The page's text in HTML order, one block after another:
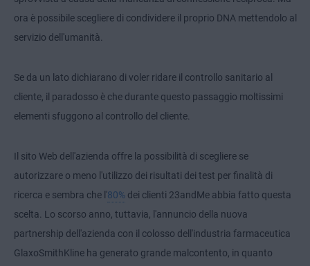
ora è possibile scegliere di condividere il proprio DNA mettendolo al
servizio dell'umanità.
Se da un lato dichiarano di voler ridare il controllo sanitario al
cliente, il paradosso è che durante questo passaggio moltissimi
elementi sfuggono al controllo del cliente.
Il sito Web dell'azienda offre la possibilità di scegliere se
autorizzare o meno l'utilizzo dei risultati dei test per finalità di
ricerca e sembra che l'80% dei clienti 23andMe abbia fatto questa
scelta. Lo scorso anno, tuttavia, l'annuncio della nuova
partnership dell'azienda con il colosso dell'industria farmaceutica
GlaxoSmithKline ha generato grande malcontento, in quanto